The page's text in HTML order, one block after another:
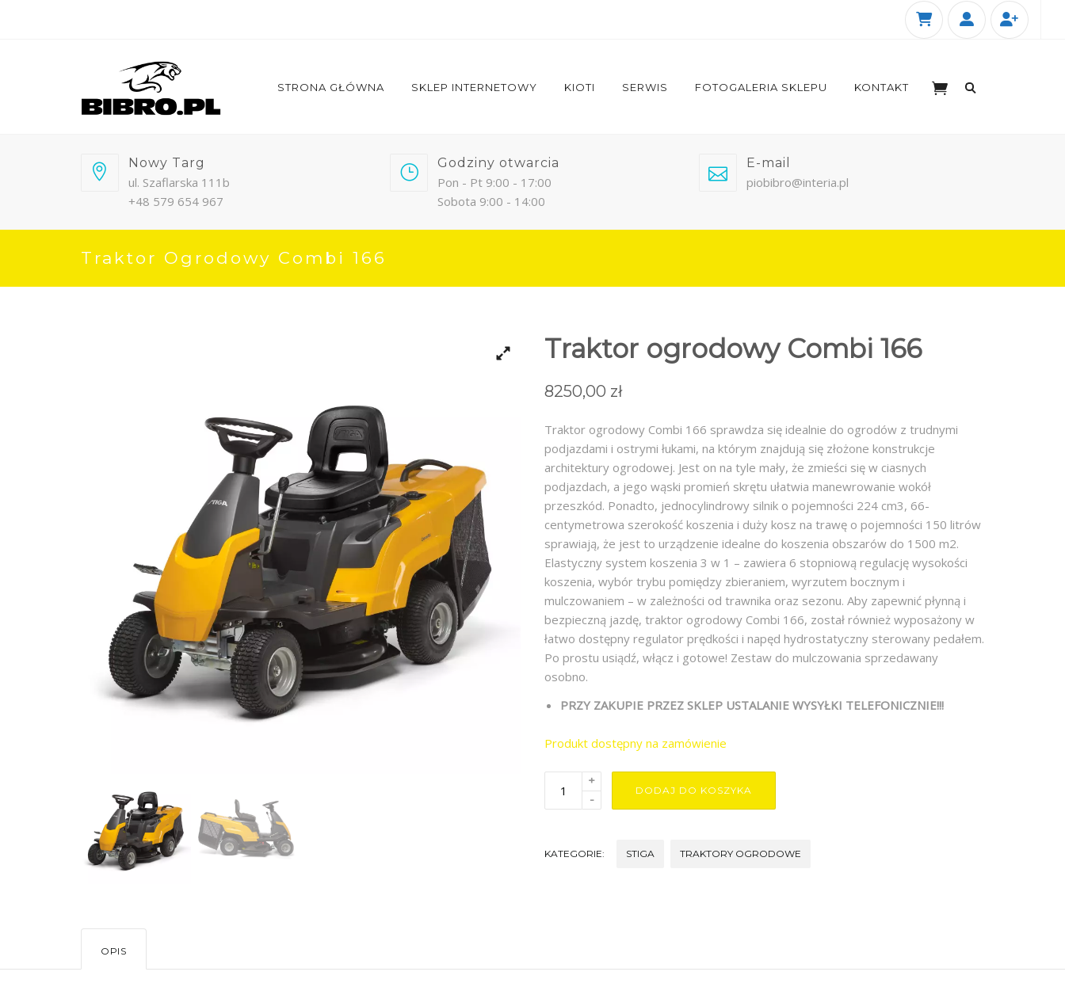
STRONA GŁÓWNA SKLEP INTERNETOWY KIOTI SERWIS FOTOGALERIA SKLEPU KONTAKT
Nowy Targ
ul. Szaflarska 111b
+48 579 654 967
Godziny otwarcia
Pon - Pt 9:00 - 17:00
Sobota 9:00 - 14:00
E-mail
piobibro@interia.pl
Traktor Ogrodowy Combi 166
Traktor ogrodowy Combi 166
8250,00 zł
Traktor ogrodowy Combi 166 sprawdza się idealnie do ogrodów z trudnymi
podjazdami i ostrymi łukami, na którym znajdują się złożone konstrukcje
architektury ogrodowej. Jest on na tyle mały, że zmieści się w ciasnych
podjazdach, a jego wąski promień skrętu ułatwia manewrowanie wokół
przeszkód. Ponadto, jednocylindrowy silnik o pojemności 224 cm3, 66-
centymetrowa szerokość koszenia i duży kosz na trawę o pojemności 150 litrów
sprawiają, że jest to urządzenie idealne do koszenia obszarów do 1500 m2.
Elastyczny system koszenia 3 w 1 – zawiera 6 stopniową regulację wysokości
koszenia, wybór trybu pomiędzy zbieraniem, wyrzutem bocznym i
mulczowaniem – w zależności od trawnika oraz sezonu. Aby zapewnić płynną i
bezpieczną jazdę, traktor ogrodowy Combi 166, został również wyposażony w
łatwo dostępny regulator prędkości i napęd hydrostatyczny sterowany pedałem.
Po prostu usiądź, włącz i gotowe! Zestaw do mulczowania sprzedawany
osobno.
PRZY ZAKUPIE PRZEZ SKLEP USTALANIE WYSYŁKI TELEFONICZNIE!!!
Produkt dostępny na zamówienie
+
-
DODAJ DO KOSZYKA
KATEGORIE: STIGA TRAKTORY OGRODOWE
OPIS